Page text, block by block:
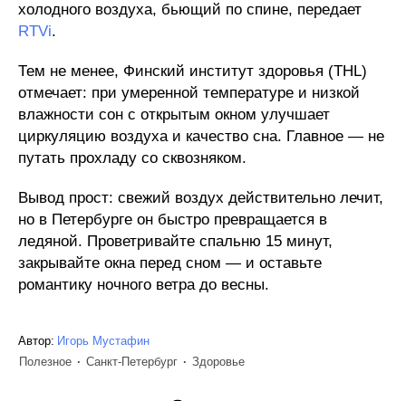
холодного воздуха, бьющий по спине, передает
RTVi.
Тем не менее, Финский институт здоровья (THL)
отмечает: при умеренной температуре и низкой
влажности сон с открытым окном улучшает
циркуляцию воздуха и качество сна. Главное — не
путать прохладу со сквозняком.
Вывод прост: свежий воздух действительно лечит,
но в Петербурге он быстро превращается в
ледяной. Проветривайте спальню 15 минут,
закрывайте окна перед сном — и оставьте
романтику ночного ветра до весны.
Автор: Игорь Мустафин
Полезное
Санкт-Петербург Здоровье